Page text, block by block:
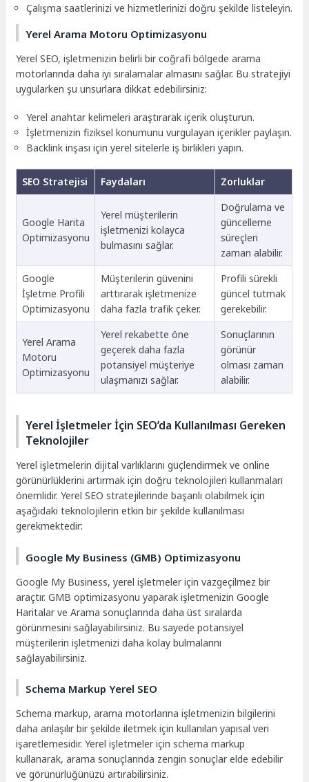
Çalışma saatlerinizi ve hizmetlerinizi doğru şekilde listeleyin.
Yerel Arama Motoru Optimizasyonu
Yerel SEO, işletmenizin belirli bir coğrafi bölgede arama
motorlarında daha iyi sıralamalar almasını sağlar. Bu stratejiyi
uygularken şu unsurlara dikkat edebilirsiniz:
Yerel anahtar kelimeleri araştırarak içerik oluşturun.
İşletmenizin fiziksel konumunu vurgulayan içerikler paylaşın.
Backlink inşası için yerel sitelerle iş birlikleri yapın.
SEO Stratejisi Faydaları Zorluklar
Google Harita
Optimizasyonu
Yerel müşterilerin
işletmenizi kolayca
bulmasını sağlar.
Doğrulama ve
güncelleme
süreçleri
zaman alabilir.
Google
İşletme Profili
Optimizasyonu
Müşterilerin güvenini
arttırarak işletmenize
daha fazla trafik çeker.
Profili sürekli
güncel tutmak
gerekebilir.
Yerel Arama
Motoru
Optimizasyonu
Yerel rekabette öne
geçerek daha fazla
potansiyel müşteriye
ulaşmanızı sağlar.
Sonuçlarının
görünür
olması zaman
alabilir.
Yerel İşletmeler İçin SEO’da Kullanılması Gereken
Teknolojiler
Yerel işletmelerin dijital varlıklarını güçlendirmek ve online
görünürlüklerini artırmak için doğru teknolojileri kullanmaları
önemlidir. Yerel SEO stratejilerinde başarılı olabilmek için
aşağıdaki teknolojilerin etkin bir şekilde kullanılması
gerekmektedir:
Google My Business (GMB) Optimizasyonu
Google My Business, yerel işletmeler için vazgeçilmez bir
araçtır. GMB optimizasyonu yaparak işletmenizin Google
Haritalar ve Arama sonuçlarında daha üst sıralarda
görünmesini sağlayabilirsiniz. Bu sayede potansiyel
müşterilerin işletmenizi daha kolay bulmalarını
sağlayabilirsiniz.
Schema Markup Yerel SEO
Schema markup, arama motorlarına işletmenizin bilgilerini
daha anlaşılır bir şekilde iletmek için kullanılan yapısal veri
işaretlemesidir. Yerel işletmeler için schema markup
kullanarak, arama sonuçlarında zengin sonuçlar elde edebilir
ve görünürlüğünüzü artırabilirsiniz.